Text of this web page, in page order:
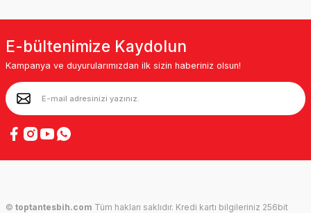
E-bültenimize Kaydolun
Kampanya ve duyurularımızdan ilk sizin haberiniz olsun!
© toptantesbih.com Tüm hakları saklıdır. Kredi kartı bilgileriniz 256bit